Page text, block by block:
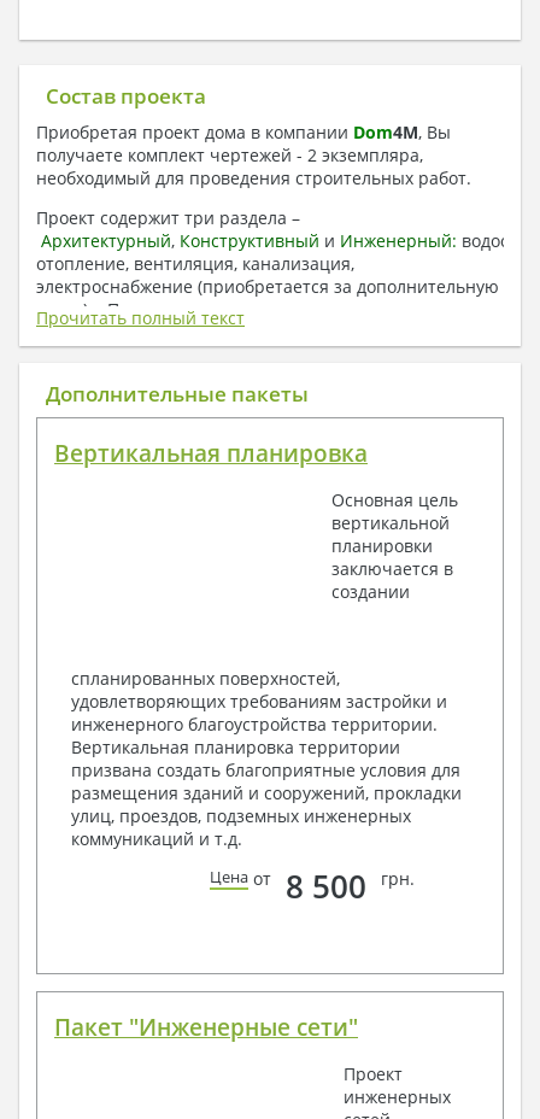
Состав проекта
Приобретая проект дома в компании Dom4M, Вы
получаете комплект чертежей - 2 экземпляра,
необходимый для проведения строительных работ.
Проект содержит три раздела –
Архитектурный, Конструктивный и Инженерный:
отопление, вентиляция, канализация,
электроснабжение (приобретается за дополнительную
плату) + Пояснительная записка.
1. Архитектурный раздел:
Общие данные по проекту
Поэтажные маркировочные планы с
Разрезы и состав конструкций
Фасады с ведомостью внешних отделок
Элементы проемов – спецификация
Ведомость перемычек – сечения и
Архитектурные узлы в конструкциях
2. Конструктивный раздел:
Общие данные по проекту
Схемы расположения и расчеты фундаментов
Элементы каркаса – схемы расположения
Схема расположения перекрытий
Опоры перекрытия на стены или Узлы
Элементы кровли – схемы расположения
3. Инженерный раздел (приобретается по желанию
за дополнительную плату):
Условные обозначения с общими данными
Прочитать полный текст
Дополнительные пакеты
Вертикальная планировка
Основная цель
вертикальной
планировки
заключается в
создании
спланированных поверхностей,
удовлетворяющих требованиям застройки и
инженерного благоустройства территории.
Вертикальная планировка территории
призвана создать благоприятные условия для
размещения зданий и сооружений, прокладки
улиц, проездов, подземных инженерных
коммуникаций и т.д.
Цена от 8 500 грн.
Пакет "Инженерные сети"
Проект
инженерных